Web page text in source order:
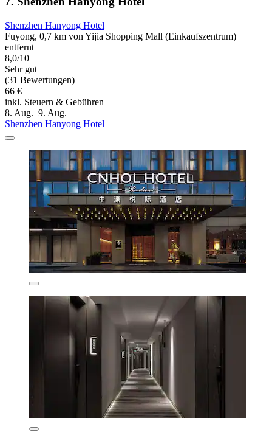
Shenzhen Hanyong Hotel
Fuyong, 0,7 km von Yijia Shopping Mall (Einkaufszentrum)
entfernt
8,0/10
Sehr gut
(31 Bewertungen)
66 €
inkl. Steuern & Gebühren
8. Aug.–9. Aug.
Shenzhen Hanyong Hotel